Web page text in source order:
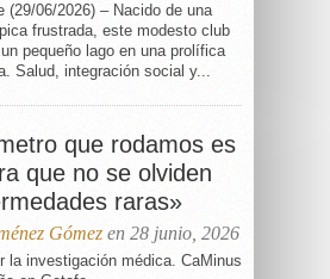
(29/06/2026) – Nacido de una
frustrada, este modesto club
pequeño lago en una prolífica
Salud, integración social y...
que rodamos es
que no se olviden
raras»
Gómez en 28 junio, 2026
la investigación médica. CaMinus